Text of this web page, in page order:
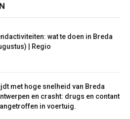
wat te doen in Breda
| Regio
met hoge snelheid van Breda
en crasht: drugs en contant
in voertuig.